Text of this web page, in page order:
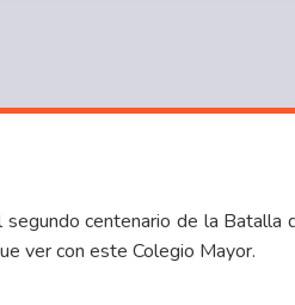
centenario de la
ver con este Colegio Mayor.